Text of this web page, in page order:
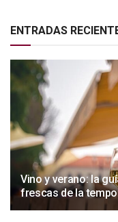
ENTRADAS
Vino y verano: la
frescas de la